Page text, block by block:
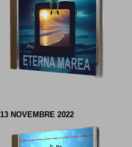
13 NOVEMBRE 2022